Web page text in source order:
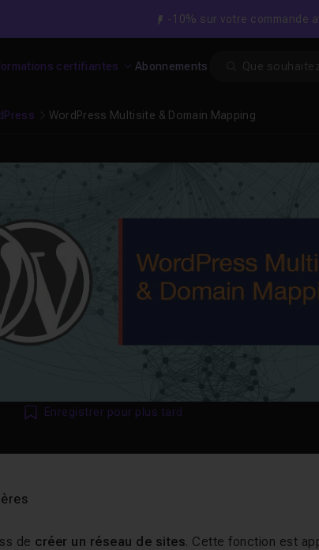
-10% sur votre commande
certifiantes Abonnements
WordPress Multisite & Domain Mapping
Enregistrer pour plus tard
de créer un réseau de sites. Cette fonction est